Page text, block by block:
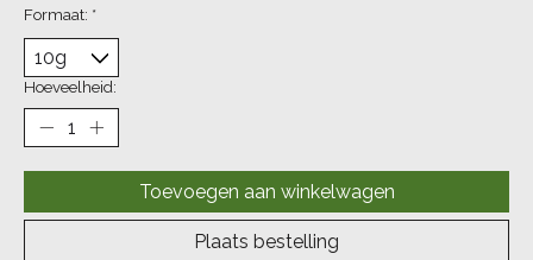
Formaat: *
Hoeveelheid:
Toevoegen aan winkelwagen
Plaats bestelling